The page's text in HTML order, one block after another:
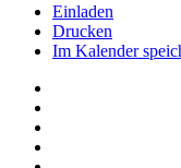
Einladen
Drucken
Im Kalender